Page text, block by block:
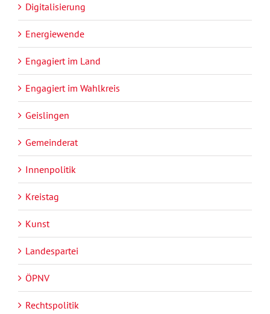
Digitalisierung
Energiewende
Engagiert im Land
Engagiert im Wahlkreis
Geislingen
Gemeinderat
Innenpolitik
Kreistag
Kunst
Landespartei
ÖPNV
Rechtspolitik